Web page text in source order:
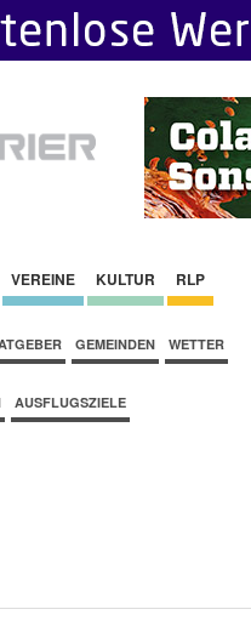
VEREINE KULTUR RLP
GEMEINDEN WETTER
AUSFLUGSZIELE